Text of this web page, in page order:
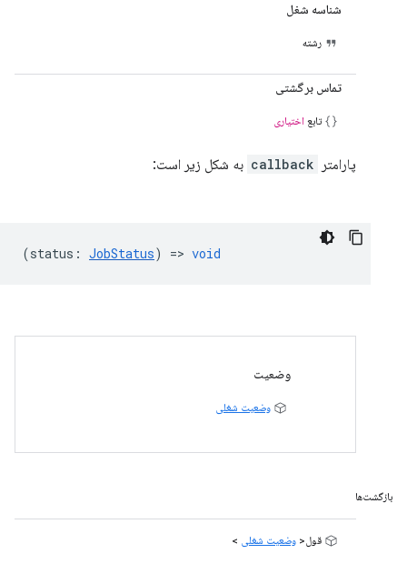
شناسه شغل
رشته
تماس برگشتی
تابع اختیاری
پارامتر callback به شکل زیر است:
(status : JobStatus) => void
وضعیت
وضعیت شغلی
بازگشت‌ها
قول< وضعیت شغلی >